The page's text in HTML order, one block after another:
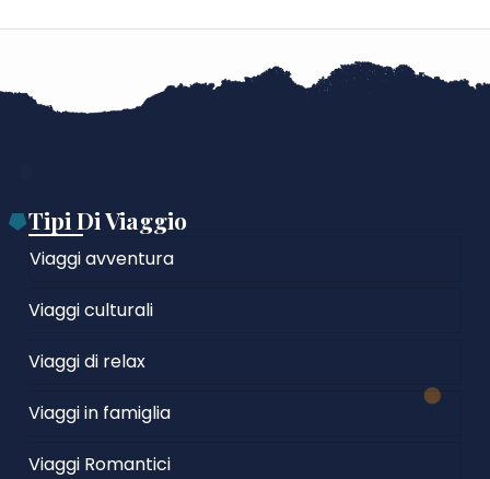
Tipi Di Viaggio
Viaggi avventura
Viaggi culturali
Viaggi di relax
Viaggi in famiglia
Viaggi Romantici